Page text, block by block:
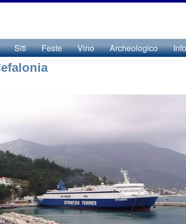
Siti Feste Vino Archeologico